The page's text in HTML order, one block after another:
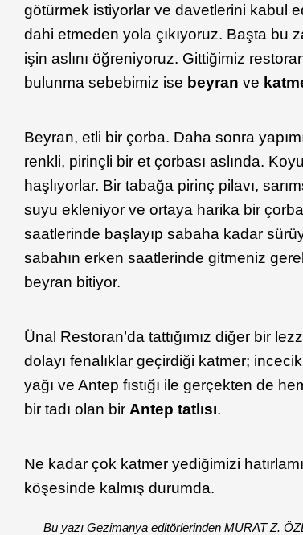
götürmek istiyorlar ve davetlerini kabul
dahi etmeden yola çıkıyoruz. Başta bu
işin aslını öğreniyoruz. Gittiğimiz
bulunma sebebimiz ise beyran ve
Beyran, etli bir çorba. Daha sonra
renkli, pirinçli bir et çorbası aslında.
haşlıyorlar. Bir tabağa pirinç pilavı,
suyu ekleniyor ve ortaya harika bir
saatlerinde başlayıp sabaha kadar
sabahın erken saatlerinde gitmeniz
beyran bitiyor.
Ünal Restoran’da tattığımız diğer bir
dolayı fenalıklar geçirdiği katmer; incecik
yağı ve Antep fıstığı ile gerçekten de
bir tadı olan bir Antep tatlısı.
Ne kadar çok katmer yediğimizi
köşesinde kalmış durumda.
Bu yazı Gezimanya editörlerinden MURAT Z.